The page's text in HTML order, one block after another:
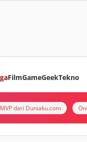
FilmGameGeekTekno
MVP dari Duniaku.com